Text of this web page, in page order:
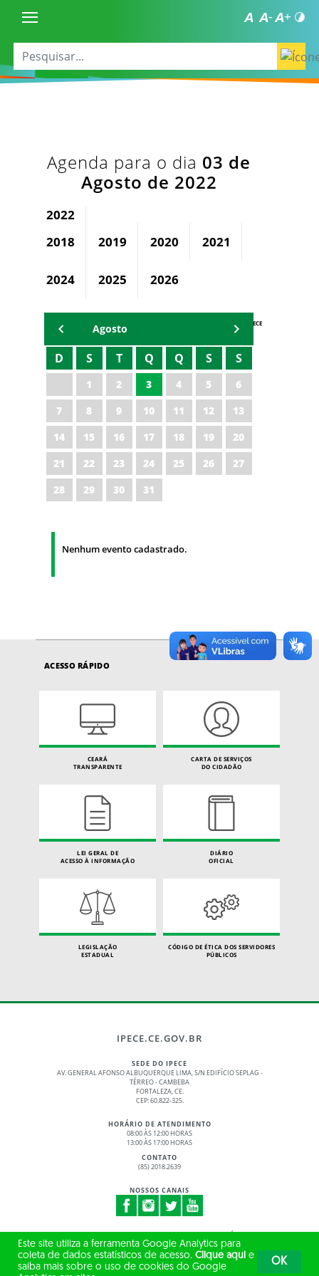
Agenda para o dia 03 de
Agosto de 2022
2022
2018
2019 2020 2021
2024 2025 2026
AGENDA IPECE
Agosto
D S T Q Q S S
1 2 3 4 5
6
7
8 9 10 11 12
13
14
15 16 17 18 19
20
21
22 23 24 25 26
27
28
29 30 31
Nenhum evento cadastrado.
ACESSO RÁPIDO
CEARÁ
TRANSPARENTE
CARTA DE SERVIÇOS
DO CIDADÃO
LEI GERAL DE
ACESSO À INFORMAÇÃO
DIÁRIO
OFICIAL
LEGISLAÇÃO
ESTADUAL
CÓDIGO DE ÉTICA DOS SERVIDORES
PÚBLICOS
IPECE.CE.GOV.BR
SEDE DO IPECE
AV. GENERAL AFONSO ALBUQUERQUE LIMA, S/N EDIFÍCIO SEPLAG -
TÉRREO - CAMBEBA
FORTALEZA, CE.
CEP: 60.822-325.
HORÁRIO DE ATENDIMENTO
08:00 ÀS 12:00 HORAS
13:00 ÀS 17:00 HORAS
CONTATO
(85) 2018.2639
NOSSOS CANAIS
© 2017 - 2026 – GOVERNO DO ESTADO DO CEARÁ
TODOS OS DIREITOS RESERVADOS
Este site utiliza a ferramenta Google Analytics para
coleta de dados estatísticos de acesso. Clique aqui e
saiba mais sobre o uso de cookies do Google
OK